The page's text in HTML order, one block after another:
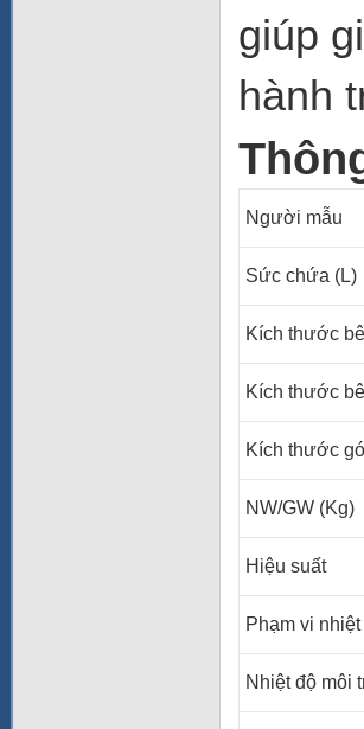
giúp
hành
Người mẫu
Sức chứa (L)
Kích thước
Kích thước
Kích thước
NW/GW (Kg)
Hiệu suất
Phạm vi
Nhiệt độ môi